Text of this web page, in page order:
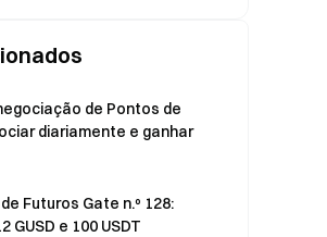
de Pontos de
diariamente e ganhar
Futuros Gate n.º 128:
GUSD e 100 USDT